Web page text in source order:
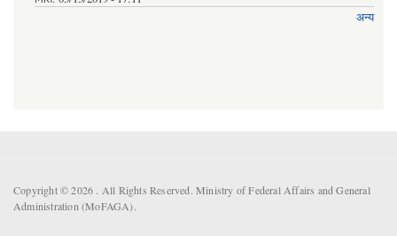
अन्य
Copyright © 2026 . All Rights Reserved. Ministry of Federal Affairs and General
Administration (MoFAGA).